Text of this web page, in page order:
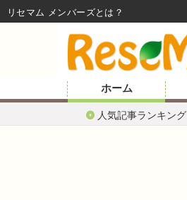
ホーム
人気記事ランキング
リセマム メンバーズ